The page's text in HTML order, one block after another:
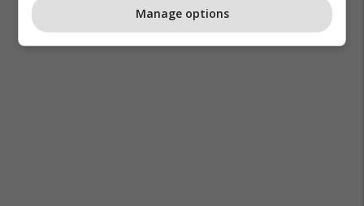
Manage options